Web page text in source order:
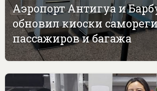
Аэропорт Антигуа и
обновил киоски
пассажиров и багажа